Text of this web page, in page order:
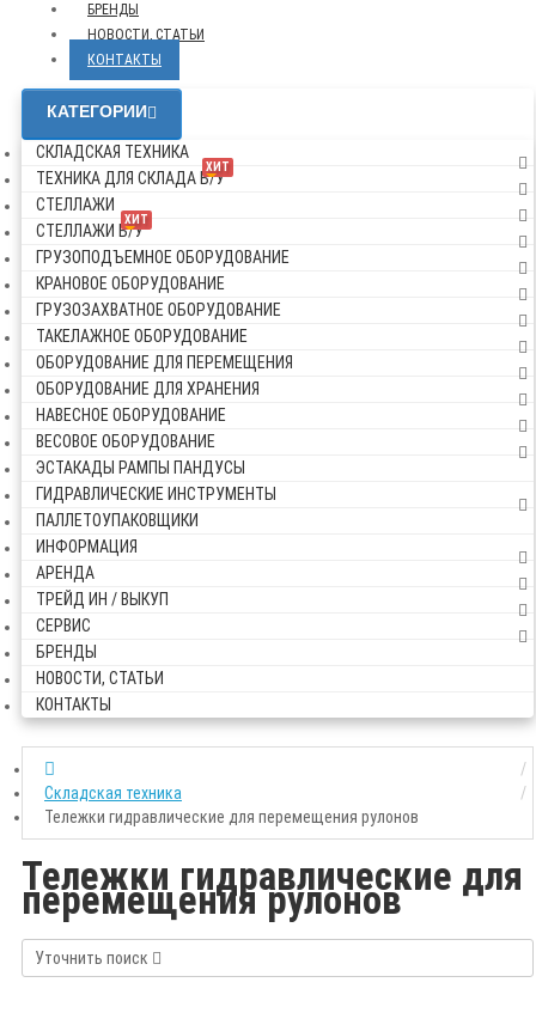
БРЕНДЫ
НОВОСТИ, СТАТЬИ
КОНТАКТЫ
КАТЕГОРИИ
СКЛАДСКАЯ ТЕХНИКА
ХИТ
ТЕХНИКА ДЛЯ СКЛАДА Б/У
СТЕЛЛАЖИ
ХИТ
СТЕЛЛАЖИ Б/У
ГРУЗОПОДЪЕМНОЕ ОБОРУДОВАНИЕ
КРАНОВОЕ ОБОРУДОВАНИЕ
ГРУЗОЗАХВАТНОЕ ОБОРУДОВАНИЕ
ТАКЕЛАЖНОЕ ОБОРУДОВАНИЕ
ОБОРУДОВАНИЕ ДЛЯ ПЕРЕМЕЩЕНИЯ
ОБОРУДОВАНИЕ ДЛЯ ХРАНЕНИЯ
НАВЕСНОЕ ОБОРУДОВАНИЕ
ВЕСОВОЕ ОБОРУДОВАНИЕ
ЭСТАКАДЫ РАМПЫ ПАНДУСЫ
ГИДРАВЛИЧЕСКИЕ ИНСТРУМЕНТЫ
ПАЛЛЕТОУПАКОВЩИКИ
ИНФОРМАЦИЯ
АРЕНДА
ТРЕЙД ИН / ВЫКУП
СЕРВИС
БРЕНДЫ
НОВОСТИ, СТАТЬИ
КОНТАКТЫ
Складская техника
Тележки гидравлические для перемещения рулонов
Тележки гидравлические для
перемещения рулонов
Уточнить поиск